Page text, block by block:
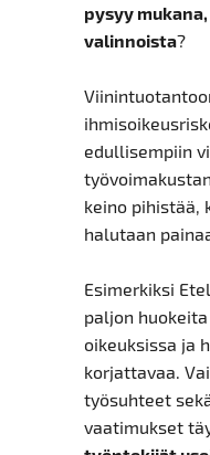
pysyy
valinnoista?
edullisempiin
keino pihistää,
halutaan
Esimerkiksi
paljon
oikeuksissa ja
korjattavaa.
työsuhteet
vaatimukset